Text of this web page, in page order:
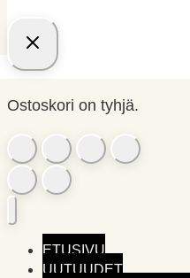
Ostoskori on tyhjä.
ETUSIVU
UUTUUDET